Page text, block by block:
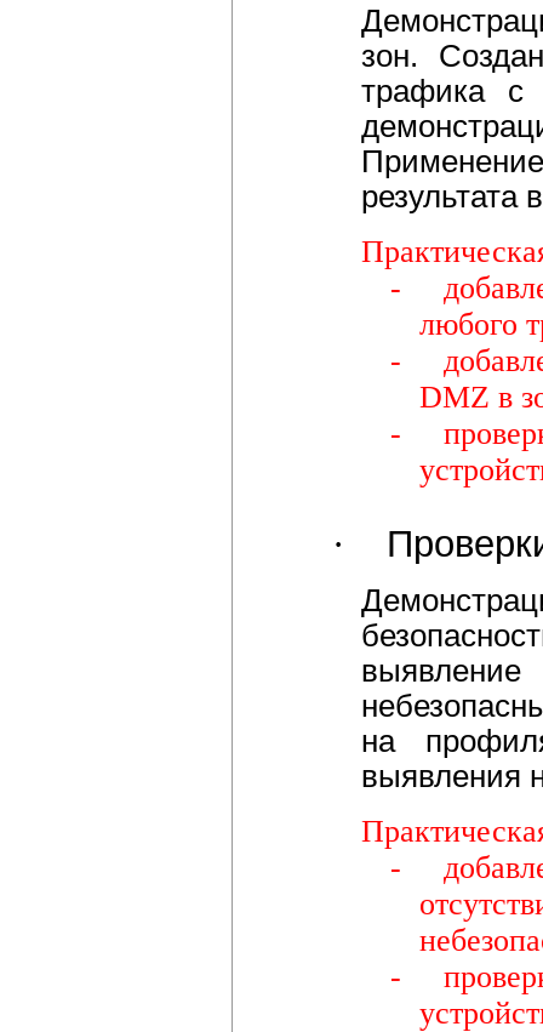
зон.
трафика с
результата
-
любого
-
DMZ в
-
·
на
выявления
-
-